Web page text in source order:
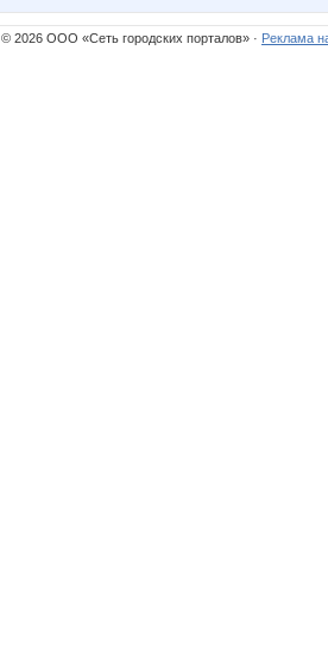
© 2026 ООО «Сеть городских порталов» · Реклама